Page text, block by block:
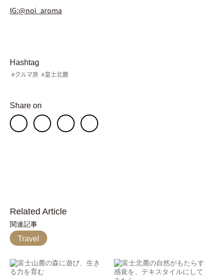
IG:@noi_aroma
Hashtag
#クルマ旅 #富士北麓
Share on
Related Article
関連記事
Travel